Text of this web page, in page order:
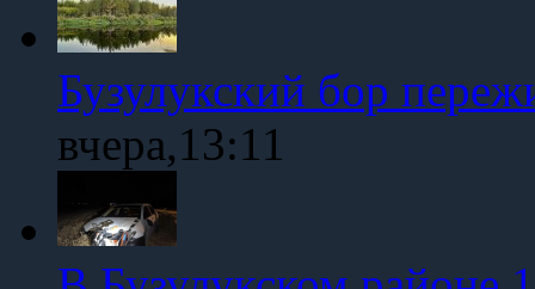
Бузулукский бор
вчера,13:11